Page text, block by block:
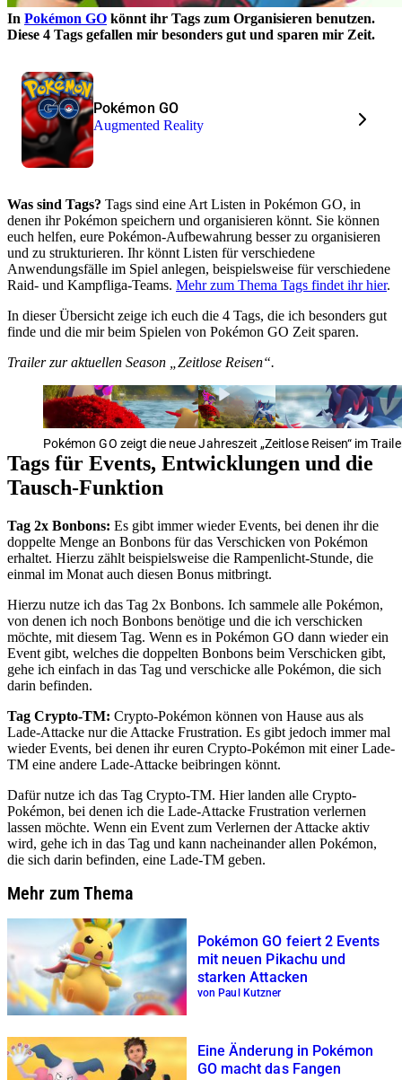
In Pokémon GO könnt ihr Tags zum Organisieren benutzen.
Diese 4 Tags gefallen mir besonders gut und sparen mir Zeit.
Pokémon GO
Augmented Reality
Was sind Tags? Tags sind eine Art Listen in Pokémon GO, in
denen ihr Pokémon speichern und organisieren könnt. Sie können
euch helfen, eure Pokémon-Aufbewahrung besser zu organisieren
und zu strukturieren. Ihr könnt Listen für verschiedene
Anwendungsfälle im Spiel anlegen, beispielsweise für verschiedene
Raid- und Kampfliga-Teams. Mehr zum Thema Tags findet ihr hier.
In dieser Übersicht zeige ich euch die 4 Tags, die ich besonders gut
finde und die mir beim Spielen von Pokémon GO Zeit sparen.
Trailer zur aktuellen Season
Zeitlose Reisen .
Pokémon GO zeigt die neue Jahreszeit „Zeitlose Reisen“ im
Tags für Events, Entwicklungen und die
Tausch-Funktion
Tag 2x Bonbons: Es gibt immer wieder Events, bei denen ihr die
doppelte Menge an Bonbons für das Verschicken von Pokémon
erhaltet. Hierzu zählt beispielsweise die Rampenlicht-Stunde, die
einmal im Monat auch diesen Bonus mitbringt.
Hierzu nutze ich das Tag 2x Bonbons. Ich sammele alle Pokémon,
von denen ich noch Bonbons benötige und die ich verschicken
möchte, mit diesem Tag. Wenn es in Pokémon GO dann wieder ein
Event gibt, welches die doppelten Bonbons beim Verschicken gibt,
gehe ich einfach in das Tag und verschicke alle Pokémon, die sich
darin befinden.
Tag Crypto-TM: Crypto-Pokémon können von Hause aus als
Lade-Attacke nur die Attacke Frustration. Es gibt jedoch immer mal
wieder Events, bei denen ihr euren Crypto-Pokémon mit einer Lade-
TM eine andere Lade-Attacke beibringen könnt.
Dafür nutze ich das Tag Crypto-TM. Hier landen alle Crypto-
Pokémon, bei denen ich die Lade-Attacke Frustration verlernen
lassen möchte. Wenn ein Event zum Verlernen der Attacke aktiv
wird, gehe ich in das Tag und kann nacheinander allen Pokémon,
die sich darin befinden, eine Lade-TM geben.
Mehr zum Thema
Pokémon GO feiert 2 Events
mit neuen Pikachu und
starken Attacken
von Paul Kutzner
Eine Änderung in Pokémon
GO macht das Fangen